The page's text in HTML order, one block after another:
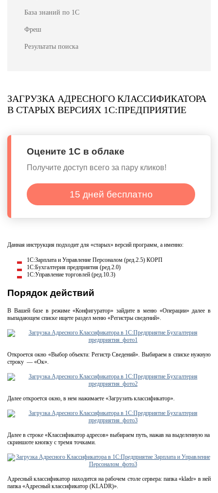
База знаний по 1С
Фреш
Результаты поиска
ЗАГРУЗКА АДРЕСНОГО КЛАССИФИКАТОРА
В СТАРЫХ ВЕРСИЯХ 1С:ПРЕДПРИЯТИЕ
Оцените 1С в облаке
Получите доступ всего за пару кликов!
15 дней бесплатно
Данная инструкция подходит для «старых» версий программ, а именно:
1С:Зарплата и Управление Персоналом (ред.2.5) КОРП
1С:Бухгалтерия предприятия (ред.2.0)
1С:Управление торговлей (ред.10.3)
Порядок действий
В Вашей базе в режиме «Конфигуратор» зайдите в меню «Операции» далее в
выпадающем списке ищете раздел меню «Регистры сведений».
Откроется окно «Выбор объекта: Регистр Сведений». Выбираем в списке нужную
строку — «Ок».
Далее откроется окно, в нем нажимаете «Загрузить классификатор».
Далее в строке «Классификатор адресов» выбираем путь, нажав на выделенную на
скриншоте кнопку с тремя точками.
Адресный классификатор находится на рабочем столе сервера: папка «kladr» в ней
папка «Адресный классификатор (KLADR)».